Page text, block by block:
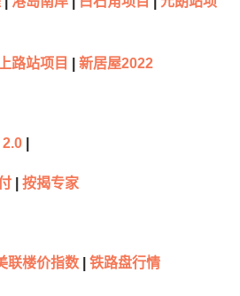
路站项目 新居屋2022
|
| 按揭专家
联楼价指数| 铁路盘行情